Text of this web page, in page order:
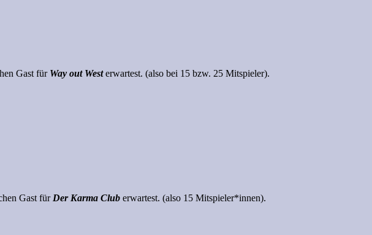
Gast für Way out Westerwartest. (also bei 15 bzw. 25 Mitspieler).
Gast für Der Karma Club erwartest. (also 15 Mitspieler*innen).